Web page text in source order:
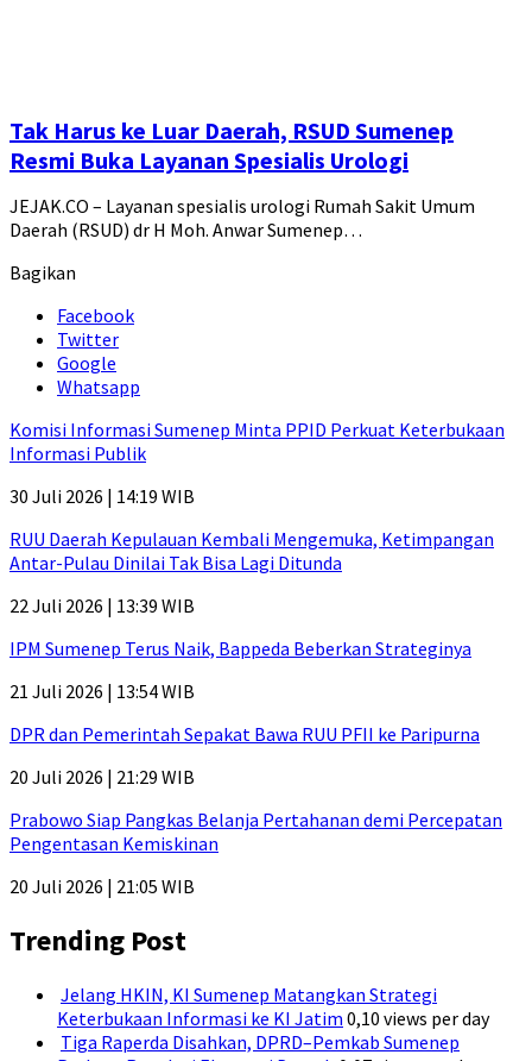
Tak Harus ke Luar Daerah, RSUD Sumenep
Resmi Buka Layanan Spesialis Urologi
JEJAK.CO – Layanan spesialis urologi Rumah Sakit Umum
Daerah (RSUD) dr H Moh. Anwar Sumenep…
Bagikan
Facebook
Twitter
Google
Whatsapp
Komisi Informasi Sumenep Minta PPID Perkuat Keterbukaan
Informasi Publik
30 Juli 2026 | 14:19 WIB
RUU Daerah Kepulauan Kembali Mengemuka, Ketimpangan
Antar-Pulau Dinilai Tak Bisa Lagi Ditunda
22 Juli 2026 | 13:39 WIB
IPM Sumenep Terus Naik, Bappeda Beberkan Strateginya
21 Juli 2026 | 13:54 WIB
DPR dan Pemerintah Sepakat Bawa RUU PFII ke Paripurna
20 Juli 2026 | 21:29 WIB
Prabowo Siap Pangkas Belanja Pertahanan demi Percepatan
Pengentasan Kemiskinan
20 Juli 2026 | 21:05 WIB
Trending Post
Jelang HKIN, KI Sumenep Matangkan Strategi
Keterbukaan Informasi ke KI Jatim 0,10 views per day
Tiga Raperda Disahkan, DPRD–Pemkab Sumenep